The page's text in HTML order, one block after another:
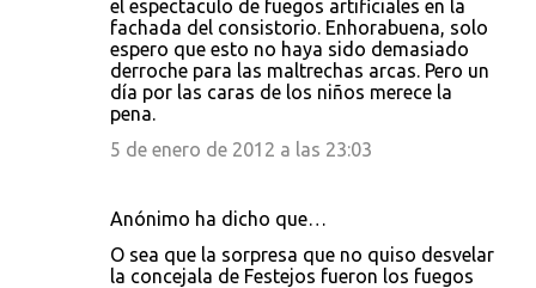
el espectaculo de fuegos artificiales en la
fachada del consistorio. Enhorabuena, solo
espero que esto no haya sido demasiado
derroche para las maltrechas arcas. Pero un
día por las caras de los niños merece la
pena.
5 de enero de 2012 a las 23:03
Anónimo ha dicho que…
O sea que la sorpresa que no quiso desvelar
la concejala de Festejos fueron los fuegos